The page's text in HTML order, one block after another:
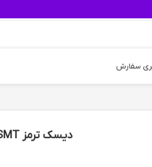
سفارش
دیسک ترمز SMT سوراخ دار اسپرت چرخ عقب – پژو 206 تیپ 5